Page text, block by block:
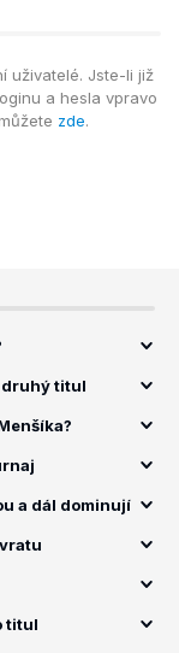
uživatelé. Jste-li již
a hesla vpravo
zde.
druhý titul
a dál dominují
titul